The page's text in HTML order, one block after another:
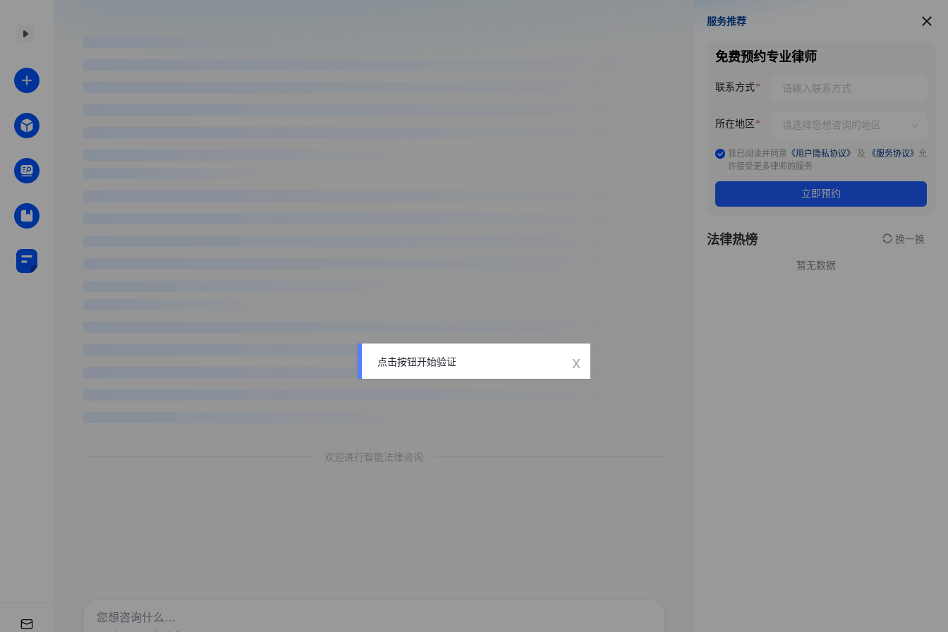
欢迎进行智能法律咨询
服务推荐
服务推荐
免费预约专业律师
联系方式
所在地区
我已阅读并同意 《用户隐私协议》 及 《服务协议》 允
许接受更多律师的服务
立即预约
法律热榜 换一换
暂无数据
点击按钮开始验证 x